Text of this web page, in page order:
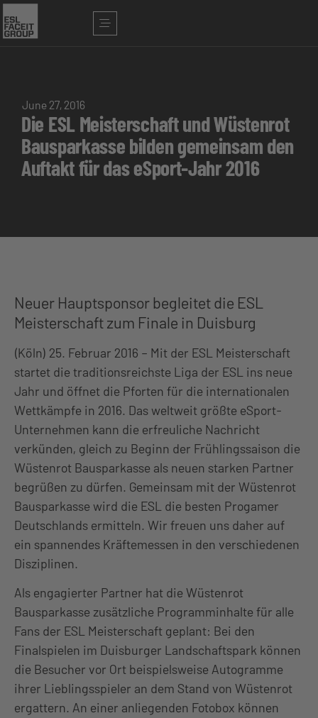
June 27, 2016
Die ESL Meisterschaft und Wüstenrot
Bausparkasse bilden gemeinsam den
Auftakt für das eSport-Jahr 2016
Neuer Hauptsponsor begleitet die ESL
Meisterschaft zum Finale in Duisburg
(Köln) 25. Februar 2016 – Mit der ESL Meisterschaft
startet die traditionsreichste Liga der ESL ins neue
Jahr und öffnet die Pforten für die internationalen
Wettkämpfe in 2016. Das weltweit größte eSport-
Unternehmen kann die erfreuliche Nachricht
verkünden, gleich zu Beginn der Frühlingssaison die
Wüstenrot Bausparkasse als neuen starken Partner
begrüßen zu dürfen. Gemeinsam mit der Wüstenrot
Bausparkasse wird die ESL die besten Progamer
Deutschlands ermitteln. Wir freuen uns daher auf
ein spannendes Kräftemessen in den verschiedenen
Disziplinen.
Als engagierter Partner hat die Wüstenrot
Bausparkasse zusätzliche Programminhalte für alle
Fans der ESL Meisterschaft geplant: Bei den
Finalspielen im Duisburger Landschaftspark können
die Besucher vor Ort beispielsweise Autogramme
ihrer Lieblingsspieler an dem Stand von Wüstenrot
ergattern. An einer anliegenden Fotobox können